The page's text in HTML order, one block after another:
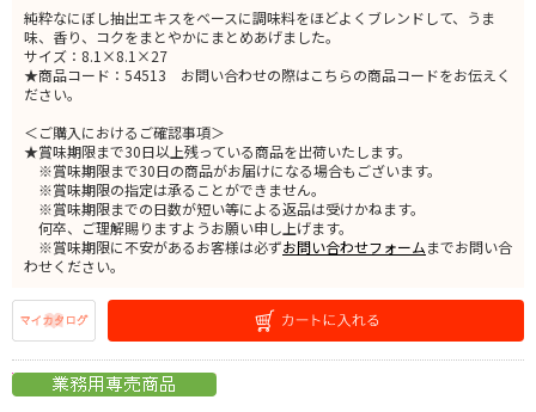
純粋なにぼし抽出エキスをベースに調味料をほどよくブレンドして、うま
味、香り、コクをまとやかにまとめあげました。
サイズ：8.1×8.1×27
★商品コード：54513 お問い合わせの際はこちらの商品コードをお伝えく
ださい。
＜ご購入におけるご確認事項＞
★賞味期限まで30日以上残っている商品を出荷いたします。
※賞味期限まで30日の商品がお届けになる場合もございます。
※賞味期限の指定は承ることができません。
※賞味期限までの日数が短い等による返品は受けかねます。
何卒、ご理解賜りますようお願い申し上げます。
※賞味期限に不安があるお客様は必ずお問い合わせフォームまでお問い合
わせください。